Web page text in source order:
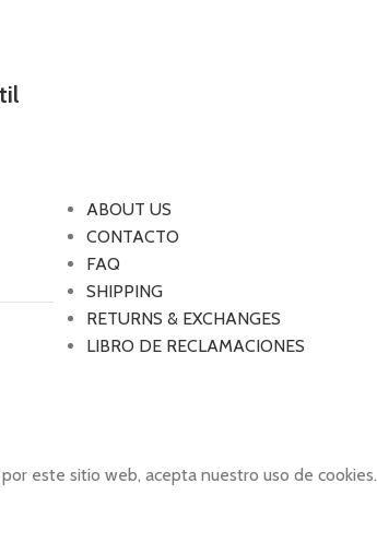
ABOUT US
CONTACTO
FAQ
SHIPPING
RETURNS & EXCHANGES
LIBRO DE RECLAMACIONES
este sitio web, acepta nuestro uso de cookies.